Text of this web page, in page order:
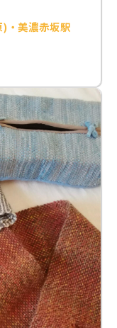
・美濃赤坂駅